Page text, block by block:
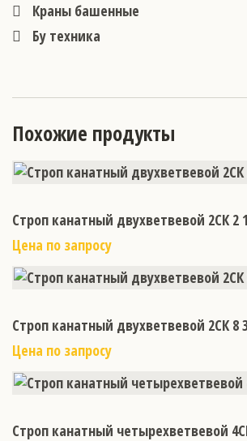
Краны башенные
Бу техника
Похожие продукты
Строп канатный двухветвевой 2СК 2
Цена по запросу
Строп канатный двухветвевой 2СК 8
Цена по запросу
Строп канатный четырехветвевой